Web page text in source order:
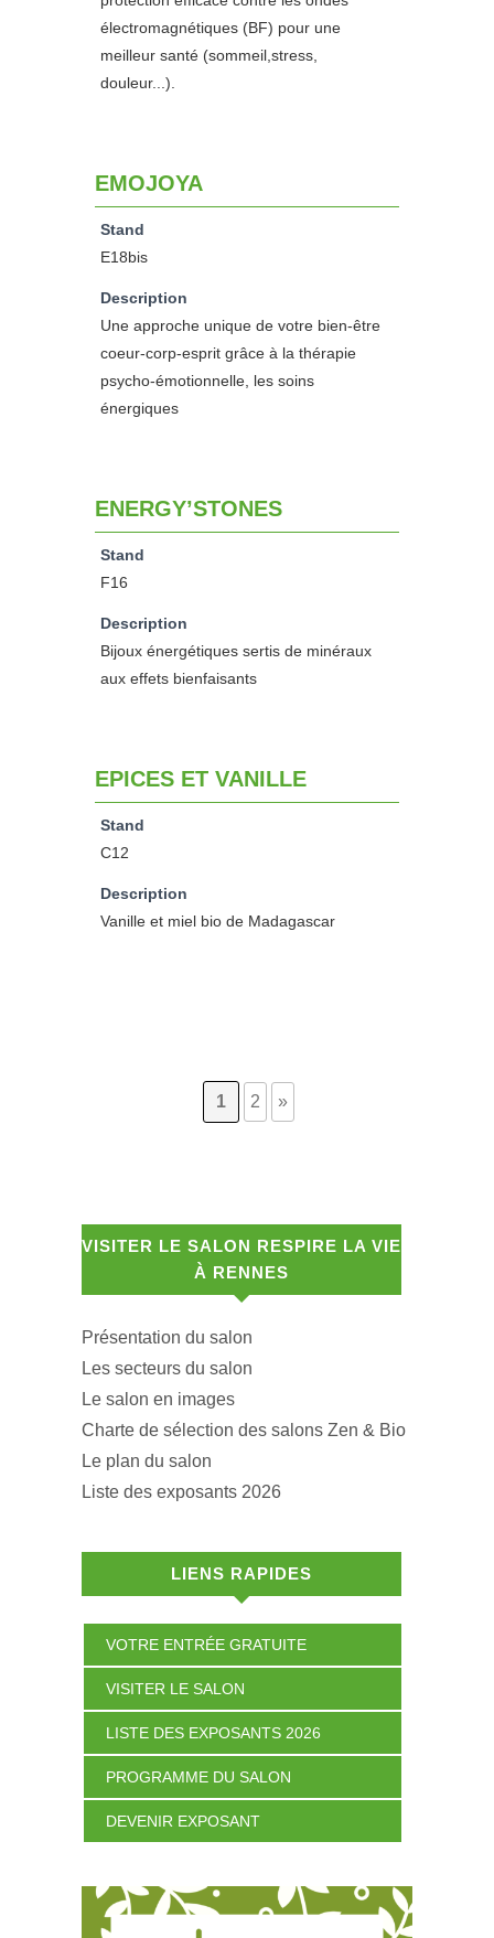
électromagnétiques (BF) pour une
meilleur santé (sommeil,stress,
douleur...).
EMOJOYA
Stand
E18bis
Description
Une approche unique de votre bien-être
coeur-corp-esprit grâce à la thérapie
psycho-émotionnelle, les soins
énergiques
ENERGY’STONES
Stand
F16
Description
Bijoux énergétiques sertis de minéraux
aux effets bienfaisants
EPICES ET VANILLE
Stand
C12
Description
Vanille et miel bio de Madagascar
1 2 »
VISITER LE SALON RESPIRE LA VIE
À RENNES
Présentation du salon
Les secteurs du salon
Le salon en images
Charte de sélection des salons Zen & Bio
Le plan du salon
Liste des exposants 2026
LIENS RAPIDES
VOTRE ENTRÉE GRATUITE
VISITER LE SALON
LISTE DES EXPOSANTS 2026
PROGRAMME DU SALON
DEVENIR EXPOSANT